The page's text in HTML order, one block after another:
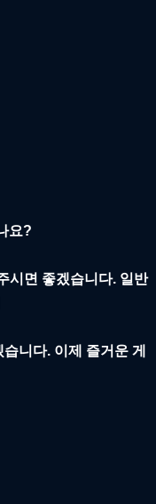
요?
시면 좋겠습니다. 일반
니다. 이제 즐거운 게